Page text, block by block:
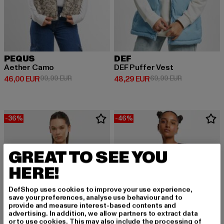
PEQUS
Aether Camo
46,00 EUR
Derzeitiger Preis: 46,00 EUR
99,99 EURAktionspreis: 99,99 EUR
DEF
DEF Puffer Vest
48,29 EUR
Derzeitiger Preis: 48,29 EUR
69,99 EURAktionspreis:
-36% -46%
GREAT TO SEE YOU
HERE!
DefShop uses cookies to improve your use experience,
save your preferences, analyse use behaviour and to
provide and measure interest-based contents and
advertising. In addition, we allow partners to extract data
or to use cookies. This may also include the processing of